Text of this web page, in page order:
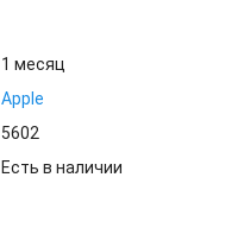
1 месяц
Apple
5602
Есть в наличии